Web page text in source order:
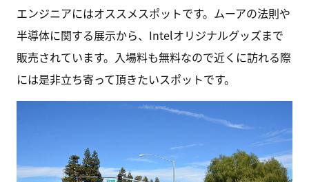
エンジニアにはオススメスポットです。ムーアの法則や
半導体に関する展示から、Intelオリジナルグッズまで
販売されています。入場料も無料なので近くに訪れる際
には是非立ち寄って頂きたいスポットです。